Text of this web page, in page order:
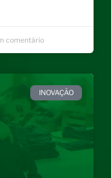
comentário
INOVAÇÃO